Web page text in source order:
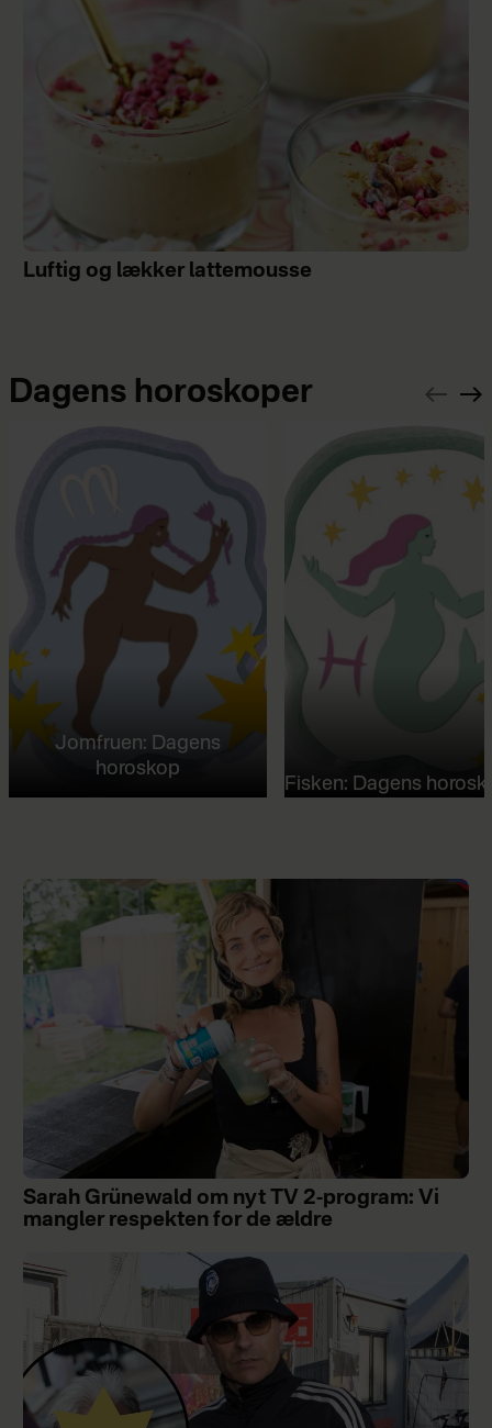
Luftig og lækker lattemousse
Dagens horoskoper
Jomfruen: Dagens
horoskop
Fisken: Dagens
Sarah Grünewald om nyt TV 2-program: Vi
mangler respekten for de ældre